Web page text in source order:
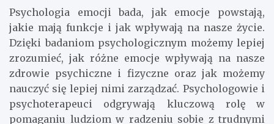
Psychologia emocji bada, jak emocje powstają,
jakie mają funkcje i jak wpływają na nasze życie.
Dzięki badaniom psychologicznym możemy lepiej
zrozumieć, jak różne emocje wpływają na nasze
zdrowie psychiczne i fizyczne oraz jak możemy
nauczyć się lepiej nimi zarządzać. Psychologowie i
psychoterapeuci odgrywają kluczową rolę w
pomaganiu ludziom w radzeniu sobie z trudnymi